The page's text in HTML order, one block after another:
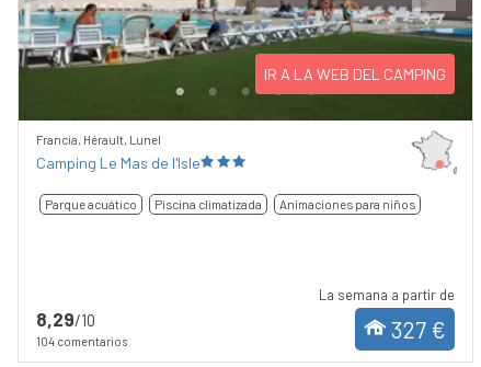
Previous Next
IR A LA WEB DEL CAMPING
Francia, Hérault, Lunel
Camping Le Mas de l'Isle
Parque acuático Piscina climatizada Animaciones para niños
8,29/10
104 comentarios
La semana a partir de
327 €